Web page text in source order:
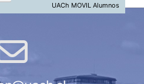
UACh MOVIL Alumnos